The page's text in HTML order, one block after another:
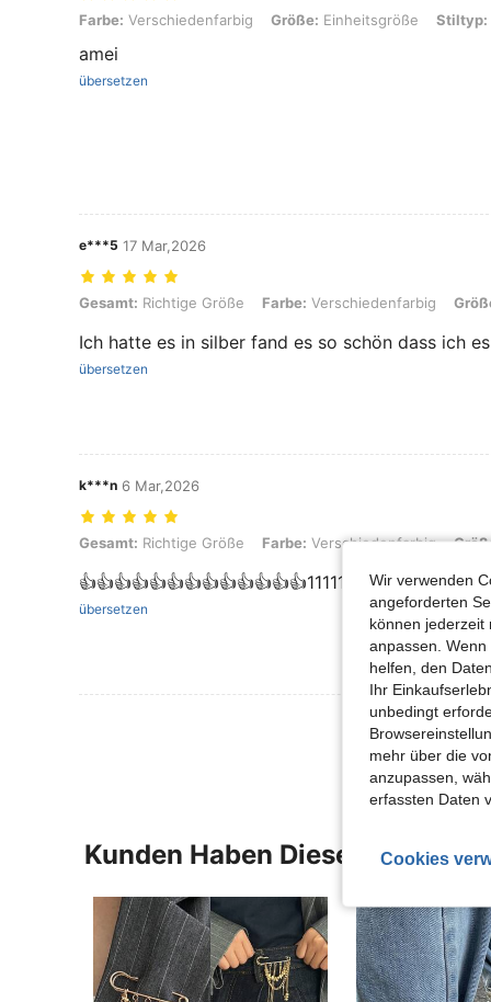
Farbe: Verschiedenfarbig, Größe: Einheitsgröße, Stiltyp: Stil A
Farbe: Verschiedenfarbig Größe: Einheitsgröße Stiltyp:
amei
übersetzen
e***5 17 Mar,2026
Gesamt: Richtige Größe, Farbe: Verschiedenfarbig, Größe:
Gesamt: Richtige Größe Farbe: Verschiedenfarbig
Ich hatte es in silber fand es so schön dass ich
übersetzen
k***n 6 Mar,2026
Gesamt: Richtige Größe, Farbe: Verschiedenfarbig, Größe:
Gesamt: Richtige Größe Farbe: Verschiedenfarbig
👍👍👍👍👍👍👍👍👍👍👍👍👍111111
übersetzen
Mehr
Kunden Haben Diese Artikel
Wir verwenden
angeforderten
können jederzeit
anpassen.
helfen, den
Ihr
unbedingt
mehr über die
anzupassen,
erfassten Daten
Cookies